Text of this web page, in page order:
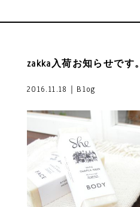
zakka入荷お知らせです。
2016.11.18｜Blog